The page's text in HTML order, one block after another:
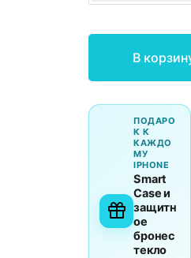
В
ПОДАРО
К К
КАЖДО
МУ
IPHONE
Smart
Case и
защитн
ое
бронес
текло